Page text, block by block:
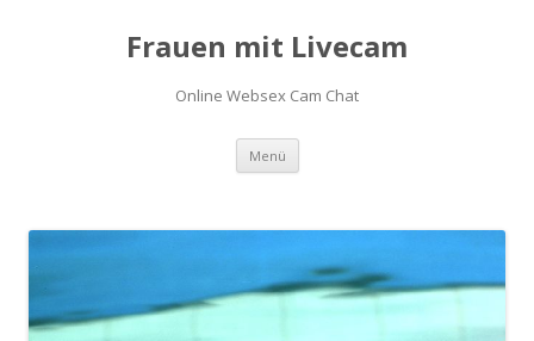
Frauen mit Livecam
Online Websex Cam Chat
Menü Zum
springen